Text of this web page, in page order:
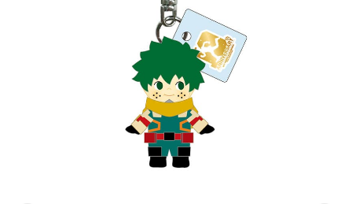
ハイキュー!!ジャージ＆ユニフォーム
『無職転生Ⅲ ～異世界行ったら本気だす～』
『ふつつかな悪女ではございますが ～雛宮蝶鼠と